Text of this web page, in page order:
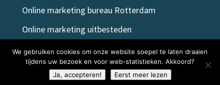
Online marketing bureau Rotterdam
Online marketing uitbesteden
Marketing voor advocaten
Marketing beauty salon
We gebruiken cookies om onze website soepel te laten draaien
tijdens uw bezoek en voor web-statistieken. Akkoord?
Ja, accepteren!
Eerst meer lezen